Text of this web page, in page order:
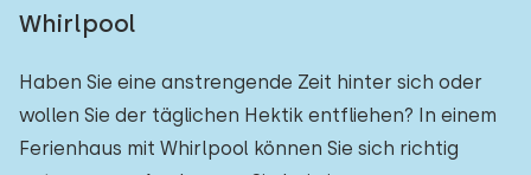
Whirlpool
Haben Sie eine anstrengende Zeit hinter sich oder
wollen Sie der täglichen Hektik entfliehen? In einem
Ferienhaus mit Whirlpool können Sie sich richtig